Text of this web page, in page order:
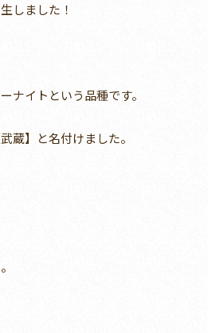
しました！
ナイトという品種です。
蔵】と名付けました。